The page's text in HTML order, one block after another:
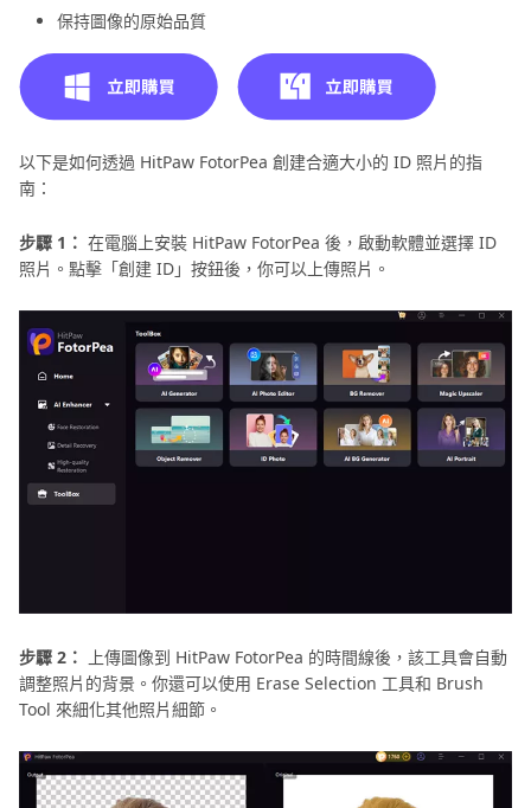
保持圖像的原始品質
以下是如何透過 HitPaw FotorPea 創建合適大小的 ID 照片的指
南：
步驟 1： 在電腦上安裝 HitPaw FotorPea 後，啟動軟體並選擇 ID
照片。點擊「創建 ID」按鈕後，你可以上傳照片。
步驟 2：
上傳圖像到 HitPaw FotorPea 的時間線後，該工具會自動
調整照片的背景。你還可以使用 Erase Selection 工具和 Brush
Tool 來細化其他照片細節。